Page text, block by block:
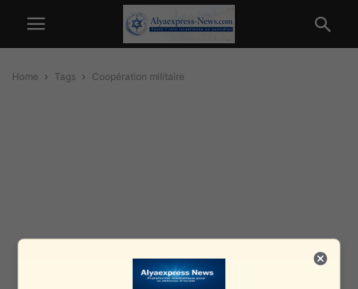
Home Tags Coopération militaire